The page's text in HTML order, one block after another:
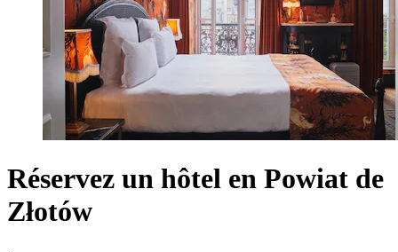
Réservez un hôtel en Powiat de
Złotów